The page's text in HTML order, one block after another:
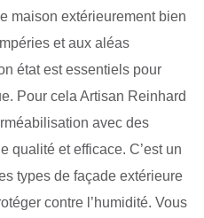
maison extérieurement bien
et aux aléas
état est essentiels pour
Pour cela Artisan Reinhard
avec des
qualité et efficace. C’est un
types de façade extérieure
contre l’humidité. Vous